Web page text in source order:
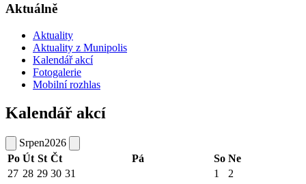
Aktuálně
Aktuality
Aktuality z Munipolis
Kalendář akcí
Fotogalerie
Mobilní rozhlas
Kalendář akcí
Srpen2026
Po Út St Čt Pá So Ne
27 28 29 30 31 1 2